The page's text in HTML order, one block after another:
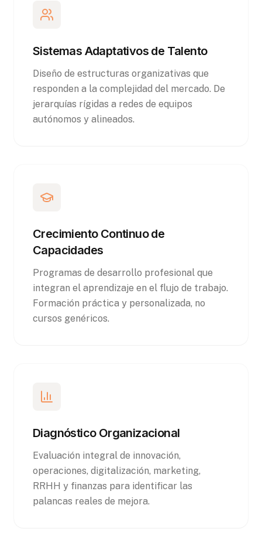
Sistemas Adaptativos de Talento
Diseño de estructuras organizativas que
responden a la complejidad del mercado. De
jerarquías rígidas a redes de equipos
autónomos y alineados.
Crecimiento Continuo de
Capacidades
Programas de desarrollo profesional que
integran el aprendizaje en el flujo de trabajo.
Formación práctica y personalizada, no
cursos genéricos.
Diagnóstico Organizacional
Evaluación integral de innovación,
operaciones, digitalización, marketing,
RRHH y finanzas para identificar las
palancas reales de mejora.